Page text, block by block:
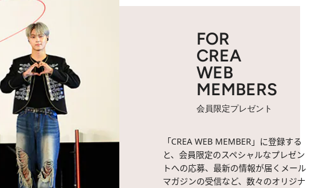
FOR
CREA
WEB
MEMBERS
会員限定プレゼント
「CREA WEB MEMBER」に登録する
と、会員限定のスペシャルなプレゼン
トへの応募、最新の情報が届くメール
マガジンの受信など、数々のオリジナ